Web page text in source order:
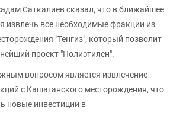
Саткалиев сказал, что в ближайшее
извлечь все необходимые фракции из
"Тенгиз", который позволит
проект "Полиэтилен".
вопросом является извлечение
с Кашаганского месторождения, что
новые инвестиции в